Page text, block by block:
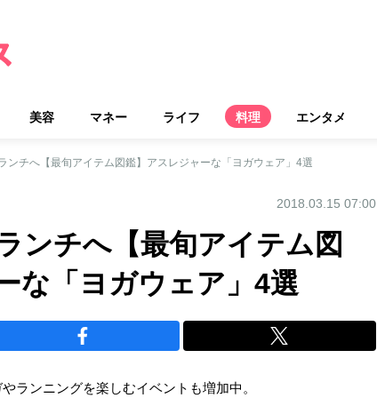
美容 マネー ライフ 料理 エンタメ
ンチへ【最旬アイテム図鑑】アスレジャーな「ヨガウェア」4選
2018.03.15 07:00
ンチへ【最旬アイテム図
な「ヨガウェア」4選
ランニングを楽しむイベントも増加中。